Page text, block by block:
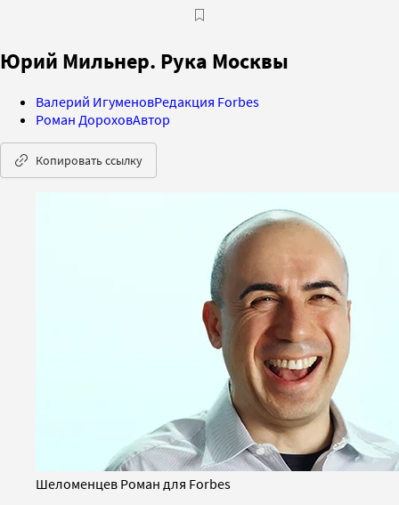
Юрий Мильнер. Рука Москвы
Валерий ИгуменовРедакция Forbes
Роман ДороховАвтор
Копировать ссылку
Шеломенцев Роман для Forbes